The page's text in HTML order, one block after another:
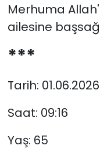
Merhuma
ailesine
***
Tarih: 01.06.2026
Saat: 09:16
Yaş: 65